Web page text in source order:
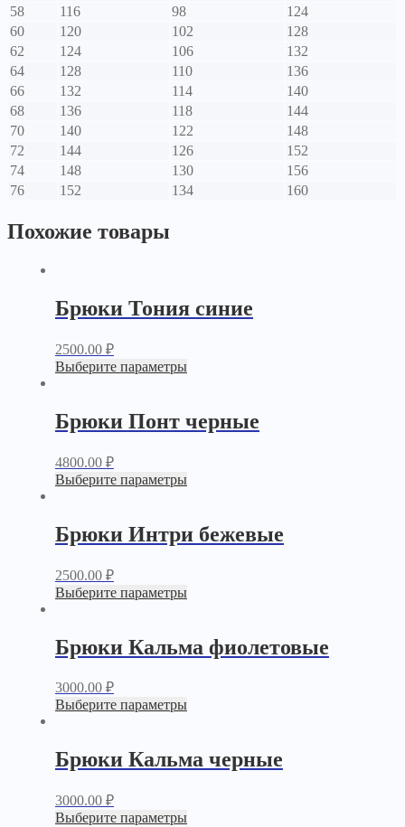
58
116 98
124
60
120 102
128
62
124 106
132
64
128 110
136
66
132 114
140
68
136 118
144
70
140 122
148
72
144 126
152
74
148 130
156
76
152 134 160
Похожие товары
Брюки Тония синие
2500.00 ₽
Выберите параметры
Брюки Понт черные
4800.00 ₽
Выберите параметры
Брюки Интри бежевые
2500.00 ₽
Выберите параметры
Брюки Кальма фиолетовые
3000.00 ₽
Выберите параметры
Брюки Кальма черные
3000.00 ₽
Выберите параметры